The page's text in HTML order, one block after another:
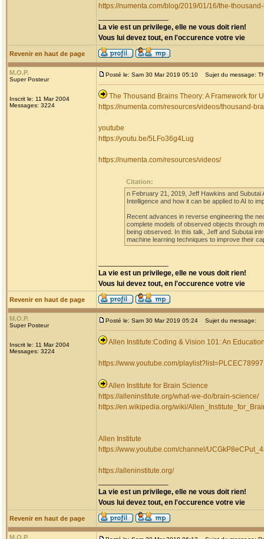
https://numenta.com/blog/2019/01/16/the-
La vie est un privilege, elle ne vous doit rien!
Vous lui devez tout, en l'occurence votre vie
Revenir en haut de page
M.O.P.
Super Posteur
Inscrit le: 11 Mar 2004
Messages: 3224
Posté le: Sam 30 Mar 2019 05:10 Sujet du message:
The Thousand Brains Theory: A Framework for
https://numenta.com/resources/videos/thousand-
youtube
https://youtu.be/5LFo36g4Lug
https://numenta.com/resources/videos/
Citation:
n February 21, 2019, Jeff Hawkins and
Intelligence and how it can be applied to AI to
Recent advances in reverse engineering the
complete models of observed objects through
being observed. In this talk, Jeff and Subutai
machine learning techniques to improve their
La vie est un privilege, elle ne vous doit rien!
Vous lui devez tout, en l'occurence votre vie
Revenir en haut de page
M.O.P.
Super Posteur
Inscrit le: 11 Mar 2004
Messages: 3224
Posté le: Sam 30 Mar 2019 05:24 Sujet du message:
Allen Institute:Coding & Vision 101: An
https://www.youtube.com/
Allen Institute for Brain Science
https://alleninstitute.org/what-we-do/brain-science/
https://en.wikipedia.org/wiki/
Allen Institute
https://www.youtube.com/channel/
https://alleninstitute.org/
La vie est un privilege, elle ne vous doit rien!
Vous lui devez tout, en l'occurence votre vie
Revenir en haut de page
M.O.P.